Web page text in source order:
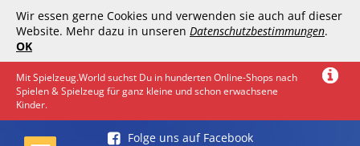
Wir essen gerne Cookies und verwenden sie auch auf dieser
Website. Mehr dazu in unseren Datenschutzbestimmungen.
OK
Mit Spielzeug.World suchst Du in hunderten Online-Shops nach
Spielen & Spielzeug für ganz kleine und schon erwachsene
Kinder.
Folge uns auf Facebook